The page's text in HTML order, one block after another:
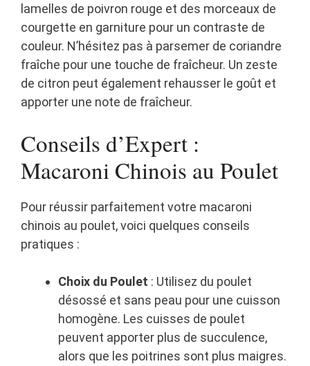
lamelles de poivron rouge et des morceaux de
courgette en garniture pour un contraste de
couleur. N’hésitez pas à parsemer de coriandre
fraîche pour une touche de fraîcheur. Un zeste
de citron peut également rehausser le goût et
apporter une note de fraîcheur.
Conseils d’Expert :
Macaroni Chinois au Poulet
Pour réussir parfaitement votre macaroni
chinois au poulet, voici quelques conseils
pratiques :
Choix du Poulet : Utilisez du poulet
désossé et sans peau pour une cuisson
homogène. Les cuisses de poulet
peuvent apporter plus de succulence,
alors que les poitrines sont plus maigres.